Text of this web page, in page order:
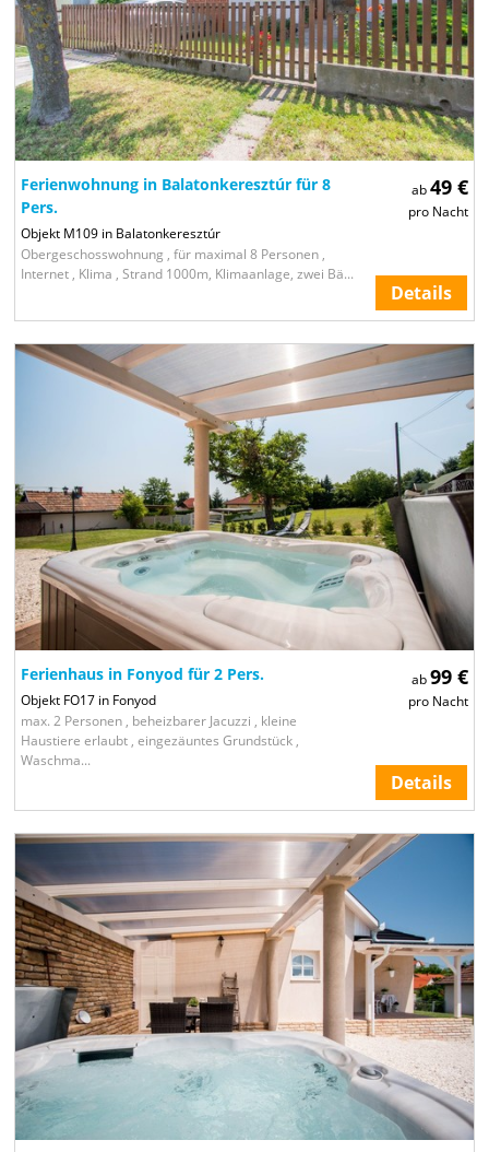
ab49 €
pro Nacht
Ferienwohnung in Balatonkeresztúr für 8
Pers.
Objekt M109 in Balatonkeresztúr
Obergeschosswohnung , für maximal 8 Personen ,
Internet , Klima , Strand 1000m, Klimaanlage, zwei Bä...
Details
ab99 €
pro Nacht
Ferienhaus in Fonyod für 2 Pers.
Objekt FO17 in Fonyod
max. 2 Personen , beheizbarer Jacuzzi , kleine
Haustiere erlaubt , eingezäuntes Grundstück ,
Waschma...
Details